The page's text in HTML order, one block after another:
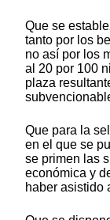
Que se
tanto por los
no así por los
al 20 por 100
plaza
Que para la
en el que se
se primen las
económica y
haber asistido